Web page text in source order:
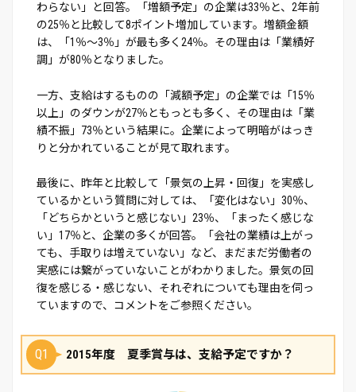
わらない」と回答。「増額予定」の企業は33％と、2年前
の25％と比較して8ポイント増加しています。増額金額
は、「1％～3％」が最も多く24％。その理由は「業績好
調」が80％となりました。
一方、支給はするものの「減額予定」の企業では「15％
以上」のダウンが27％ともっとも多く、その理由は「業
績不振」73％という結果に。企業によって明暗がはっき
りと分かれていることが見て取れます。
最後に、昨年と比較して「景気の上昇・回復」を実感し
ているかという質問に対しては、「変化はない」30％、
「どちらかというと感じない」23％、「まったく感じな
い」17％と、企業の多くが回答。「会社の業績は上がっ
ても、手取りは増えていない」など、まだまだ労働者の
実感には繋がっていないことがわかりました。景気の回
復を感じる・感じない、それぞれについても理由を伺っ
ていますので、コメントをご参照ください。
Q1 2015年度 夏季賞与は、支給予定ですか？